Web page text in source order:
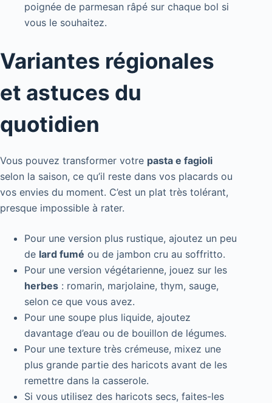
poignée de parmesan râpé sur chaque bol si
vous le souhaitez.
Variantes régionales
et astuces du
quotidien
Vous pouvez transformer votre pasta e fagioli
selon la saison, ce qu’il reste dans vos placards ou
vos envies du moment. C’est un plat très tolérant,
presque impossible à rater.
Pour une version plus rustique, ajoutez un peu
de lard fumé ou de jambon cru au soffritto.
Pour une version végétarienne, jouez sur les
herbes : romarin, marjolaine, thym, sauge,
selon ce que vous avez.
Pour une soupe plus liquide, ajoutez
davantage d’eau ou de bouillon de légumes.
Pour une texture très crémeuse, mixez une
plus grande partie des haricots avant de les
remettre dans la casserole.
Si vous utilisez des haricots secs, faites-les